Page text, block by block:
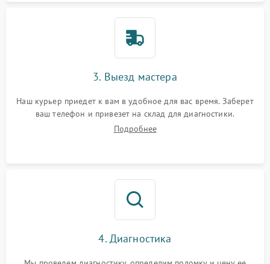
3. Выезд мастера
Наш курьер приедет к вам в удобное для вас время. Заберет
ваш телефон и привезет на склад для диагностики.
Подробнее
4. Диагностика